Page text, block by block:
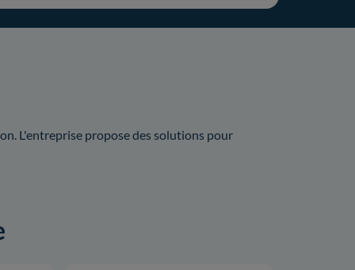
L'entreprise propose des solutions pour